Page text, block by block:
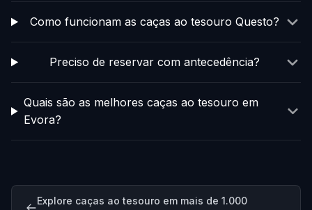
Como funcionam as caças ao tesouro Questo?
Preciso de reservar com antecedência?
Quais são as melhores caças ao tesouro em
Evora?
Explore caças ao tesouro em mais de 1.000